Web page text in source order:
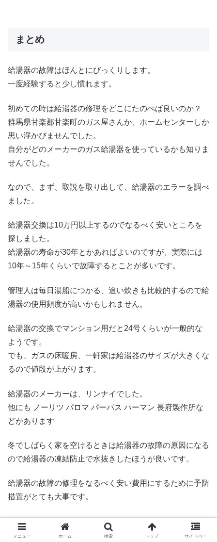
まとめ
給湯器の故障はほんとにびっくりします。
一度経験すると少し慣れます。
初めての時は給湯器の修理をどこにたのべば良いのか？
群馬県甘楽郡甘楽町のガス屋さんか、ホームセンターしか
思い浮かびませんでした。
自分がどのメーカーのガス給湯器を使っているかも知りま
せんでした。
なので、まず、取説を取り出して、給湯器のエラーを調べ
ました。
給湯器交換は10万円以上するのでなるべく安いところを
探しました。
給湯器の寿命が30年とかあればよいのですが、実際には
10年～15年くらいで故障するとことが多いです。
管理人は毎日湯船につかる、追い炊きも比較的するので給
湯器の使用頻度が高いかもしれません。
給湯器の交換でマンション用だと24号くらいが一般的な
ようです。
でも、ガスの床暖房、一軒家は給湯器のサイズが大きくな
るので値段が上がります。
給湯器のメーカーは、リンナイでした。
他にも ノーリツ パロマ パーパス ハーマン 長府製作所な
どがあります
冬でしばらく家を空けるときは給湯器の故障の原因になる
ので給湯器の凍結防止で水抜きしたほうが良いです。
給湯器の故障の修理をなるべく安い費用にするために予防
措置がとても大事です。
少し時間的に余裕があるなら給湯器交換でホームセンター
で下調べするのもおすすめです。
メニュー ホーム 検索 トップ サイドバー